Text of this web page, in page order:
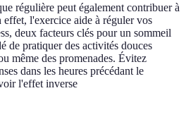
régulière peut également contribuer à
l'exercice aide à réguler vos
deux facteurs clés pour un sommeil
de pratiquer des activités douces
même des promenades. Évitez
dans les heures précédant le
l'effet inverse